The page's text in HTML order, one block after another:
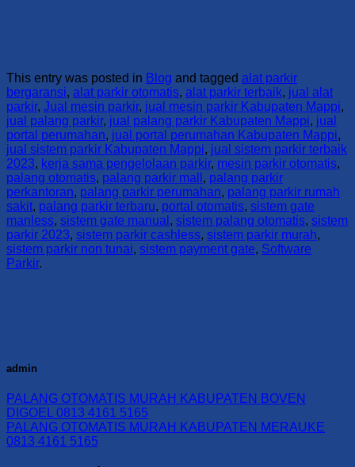
This entry was posted in Blog and tagged alat parkir
bergaransi, alat parkir otomatis, alat parkir terbaik, jual alat
parkir, Jual mesin parkir, jual mesin parkir Kabupaten Mappi,
jual palang parkir, jual palang parkir Kabupaten Mappi, jual
portal perumahan, jual portal perumahan Kabupaten Mappi,
jual sistem parkir Kabupaten Mappi, jual sistem parkir terbaik
2023, kerja sama pengelolaan parkir, mesin parkir otomatis,
palang otomatis, palang parkir mall , palang parkir
perkantoran, palang parkir perumahan, palang parkir rumah
sakit, palang parkir terbaru, portal otomatis, sistem gate
manless, sistem gate manual , sistem palang otomatis, sistem
parkir 2023, sistem parkir cashless, sistem parkir murah,
sistem parkir non tunai, sistem payment gate, Software
Parkir.
admin
PALANG OTOMATIS MURAH KABUPATEN BOVEN
DIGOEL 0813 4161 5165
PALANG OTOMATIS MURAH KABUPATEN MERAUKE
0813 4161 5165